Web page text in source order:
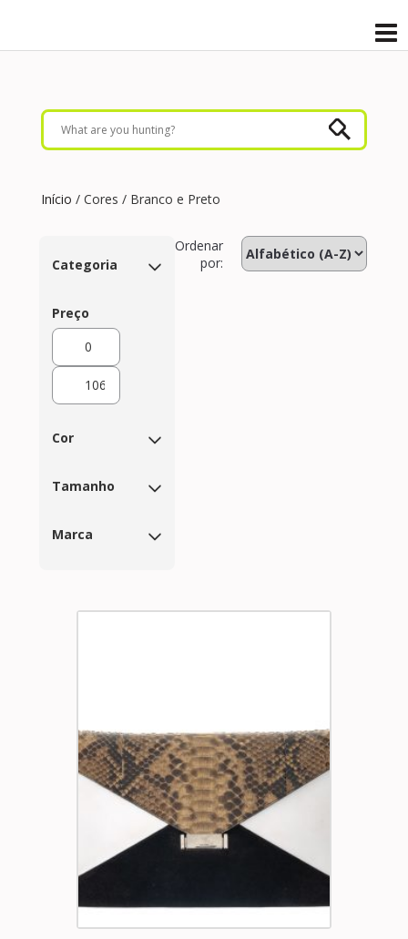
Início / Cores / Branco e Preto
Categoria
Preço
Cor
Tamanho
Marca
Ordenar
por: